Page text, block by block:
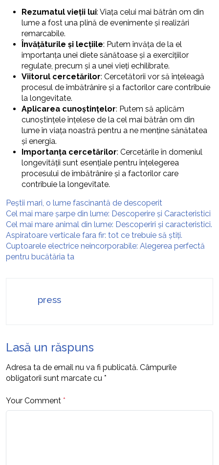
Rezumatul vieții lui: Viața celui mai bătrân om din
lume a fost una plină de evenimente și realizări
remarcabile.
Învățăturile și lecțiile: Putem învăța de la el
importanța unei diete sănătoase și a exercițiilor
regulate, precum și a unei vieți echilibrate.
Viitorul cercetărilor: Cercetătorii vor să înțeleagă
procesul de îmbătrânire și a factorilor care contribuie
la longevitate.
Aplicarea cunoștințelor: Putem să aplicăm
cunoștințele înțelese de la cel mai bătrân om din
lume în viața noastră pentru a ne menține sănătatea
și energia.
Importanța cercetărilor: Cercetările în domeniul
longevității sunt esențiale pentru înțelegerea
procesului de îmbătrânire și a factorilor care
contribuie la longevitate.
Peștii mari, o lume fascinantă de descoperit
Cel mai mare șarpe din lume: Descoperire și Caracteristici
Cel mai mare animal din lume: Descoperiri și caracteristici.
Aspiratoare verticale fara fir: tot ce trebuie să știți.
Cuptoarele electrice neincorporabile: Alegerea perfectă
pentru bucătăria ta
press
Lasă un răspuns
Adresa ta de email nu va fi publicată. Câmpurile
obligatorii sunt marcate cu *
Your Comment *